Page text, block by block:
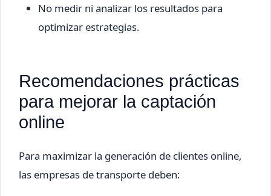
No medir ni analizar los resultados para
optimizar estrategias.
Recomendaciones prácticas
para mejorar la captación
online
Para maximizar la generación de clientes online,
las empresas de transporte deben: